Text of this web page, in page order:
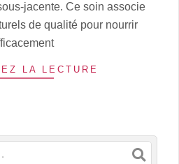
jacente. Ce soin associe
de qualité pour nourrir
LA LECTURE